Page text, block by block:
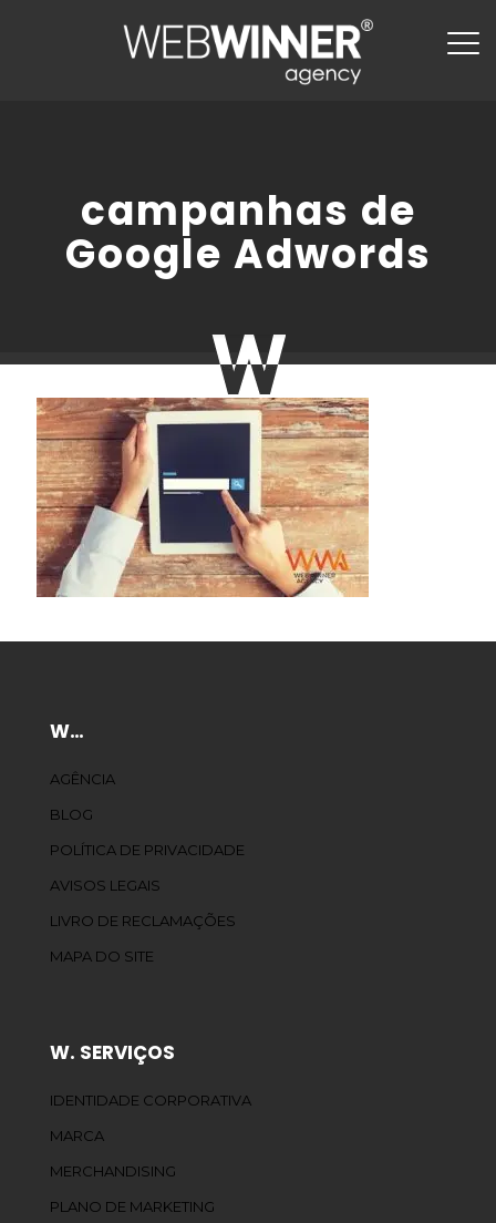
campanhas de
Google Adwords
W…
AGÊNCIA
BLOG
POLÍTICA DE PRIVACIDADE
AVISOS LEGAIS
LIVRO DE RECLAMAÇÕES
MAPA DO SITE
W. SERVIÇOS
IDENTIDADE CORPORATIVA
MARCA
MERCHANDISING
PLANO DE MARKETING